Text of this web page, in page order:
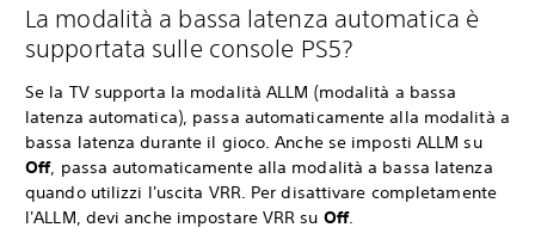
La modalità a bassa latenza automatica è
supportata sulle console PS5?
Se la TV supporta la modalità ALLM (modalità a bassa
latenza automatica), passa automaticamente alla modalità a
bassa latenza durante il gioco. Anche se imposti ALLM su
Off, passa automaticamente alla modalità a bassa latenza
quando utilizzi l'uscita VRR. Per disattivare completamente
l'ALLM, devi anche impostare VRR su Off.